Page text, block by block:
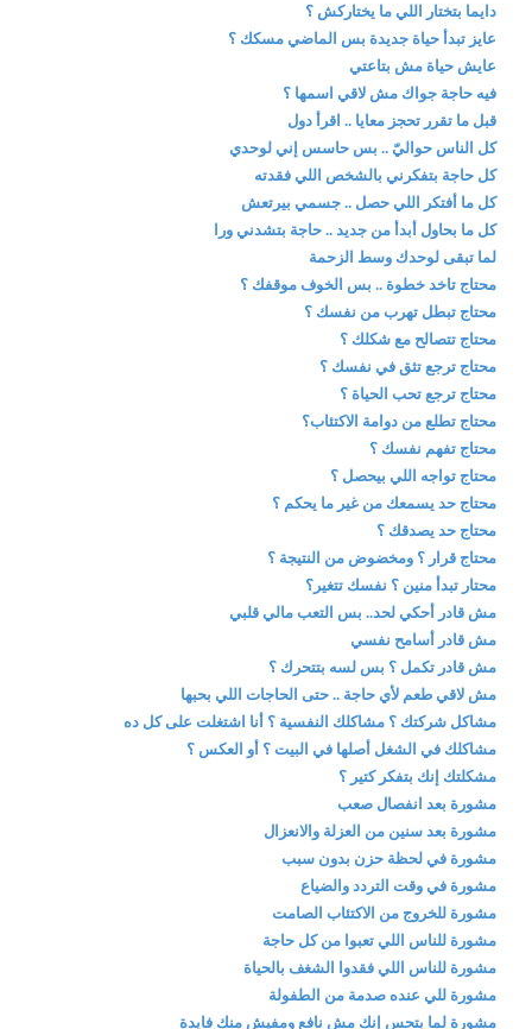
دايما بتختار اللي ما يختاركش ؟
عايز تبدأ حياة جديدة بس الماضي مسكك ؟
عايش حياة مش بتاعتي
فيه حاجة جواك مش لاقي اسمها ؟
قبل ما تقرر تحجز معايا .. اقرأ دول
كل الناس حواليّ .. بس حاسس إني لوحدي
كل حاجة بتفكرني بالشخص اللي فقدته
كل ما أفتكر اللي حصل .. جسمي بيرتعش
كل ما بحاول أبدأ من جديد .. حاجة بتشدني ورا
لما تبقى لوحدك وسط الزحمة
محتاج تاخد خطوة .. بس الخوف موقفك ؟
محتاج تبطل تهرب من نفسك ؟
محتاج تتصالح مع شكلك ؟
محتاج ترجع تثق في نفسك ؟
محتاج ترجع تحب الحياة ؟
محتاج تطلع من دوامة الاكتئاب؟
محتاج تفهم نفسك ؟
محتاج تواجه اللي بيحصل ؟
محتاج حد يسمعك من غير ما يحكم ؟
محتاج حد يصدقك ؟
محتاج قرار ؟ ومخضوض من النتيجة ؟
محتار تبدأ منين ؟ نفسك تتغير؟
مش قادر أحكي لحد.. بس التعب مالي قلبي
مش قادر أسامح نفسي
مش قادر تكمل ؟ بس لسه بتتحرك ؟
مش لاقي طعم لأي حاجة .. حتى الحاجات اللي بحبها
مشاكل شركتك ؟ مشاكلك النفسية ؟ أنا اشتغلت على كل ده
مشاكلك في الشغل أصلها في البيت ؟ أو العكس ؟
مشكلتك إنك بتفكر كتير ؟
مشورة بعد انفصال صعب
مشورة بعد سنين من العزلة والانعزال
مشورة في لحظة حزن بدون سبب
مشورة في وقت التردد والضياع
مشورة للخروج من الاكتئاب الصامت
مشورة للناس اللي تعبوا من كل حاجة
مشورة للناس اللي فقدوا الشغف بالحياة
مشورة للي عنده صدمة من الطفولة
مشورة لما بتحس إنك مش نافع ومفيش منك فايدة